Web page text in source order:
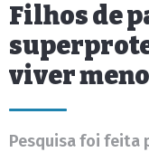
Filhos de
viver
Pesquisa foi feita